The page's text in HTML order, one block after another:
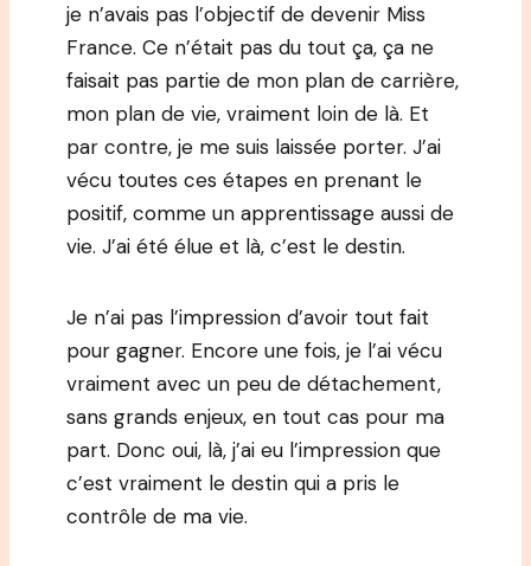
je n’avais pas l’objectif de devenir Miss
France. Ce n’était pas du tout ça, ça ne
faisait pas partie de mon plan de carrière,
mon plan de vie, vraiment loin de là. Et
par contre, je me suis laissée porter. J’ai
vécu toutes ces étapes en prenant le
positif, comme un apprentissage aussi de
vie. J’ai été élue et là, c’est le destin.
Je n’ai pas l’impression d’avoir tout fait
pour gagner. Encore une fois, je l’ai vécu
vraiment avec un peu de détachement,
sans grands enjeux, en tout cas pour ma
part. Donc oui, là, j’ai eu l’impression que
c’est vraiment le destin qui a pris le
contrôle de ma vie.